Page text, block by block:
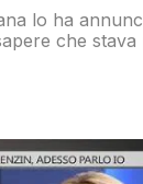
lo ha
che